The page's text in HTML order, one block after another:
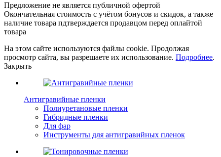
Предложение не является публичной офертой
Окончательная стоимость с учётом бонусов и скидок, а также
наличие товара пдтверждается продавцом перед оплайтой
товара
На этом сайте используются файлы cookie. Продолжая
просмотр сайта, вы разрешаете их использование. Подробнее.
Закрыть
Антигравийные пленки
Полиуретановые пленки
Гибридные пленки
Для фар
Инструменты для антигравийных пленок